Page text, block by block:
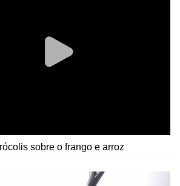
sobre o frango e arroz